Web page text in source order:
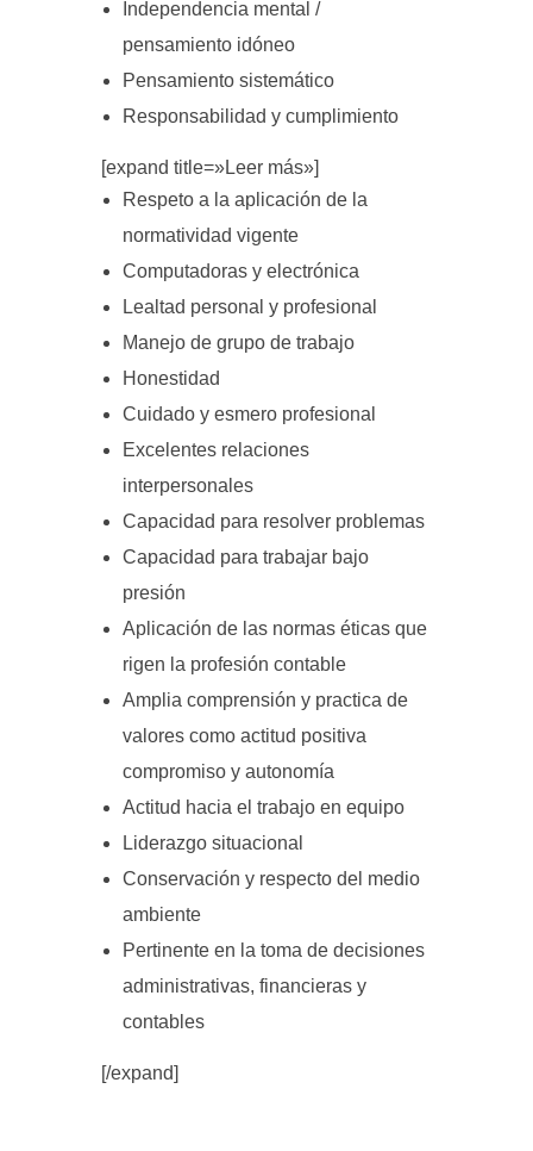
Independencia mental /
pensamiento idóneo
Pensamiento sistemático
Responsabilidad y cumplimiento
[expand title=»Leer más»]
Respeto a la aplicación de la
normatividad vigente
Computadoras y electrónica
Lealtad personal y profesional
Manejo de grupo de trabajo
Honestidad
Cuidado y esmero profesional
Excelentes relaciones
interpersonales
Capacidad para resolver problemas
Capacidad para trabajar bajo
presión
Aplicación de las normas éticas que
rigen la profesión contable
Amplia comprensión y practica de
valores como actitud positiva
compromiso y autonomía
Actitud hacia el trabajo en equipo
Liderazgo situacional
Conservación y respecto del medio
ambiente
Pertinente en la toma de decisiones
administrativas, financieras y
contables
[/expand]